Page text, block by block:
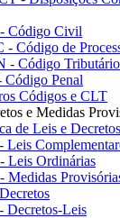
Código Civil
- Código de
- Código
Código Penal
Códigos e CLT
e Medidas
de Leis e Decretos
Leis
Leis Ordinárias
Medidas
Decretos-Leis